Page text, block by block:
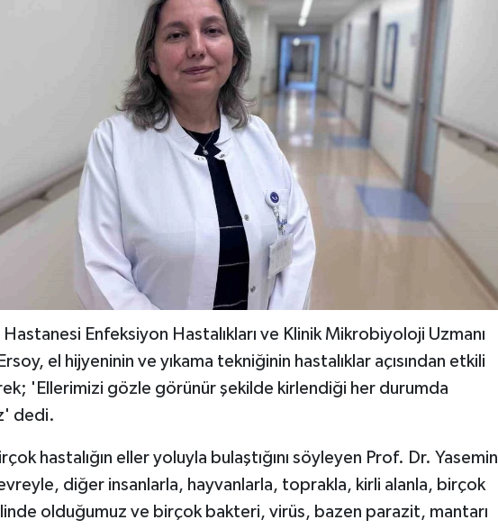
Enfeksiyon Hastalıkları ve Klinik Mikrobiyoloji Uzmanı
el hijyeninin ve yıkama tekniğinin hastalıklar açısından etkili
'Ellerimizi gözle görünür şekilde kirlendiği her durumda
dedi.
hastalığın eller yoluyla bulaştığını söyleyen Prof. Dr. Yasemin
diğer insanlarla, hayvanlarla, toprakla, kirli alanla, birçok
olduğumuz ve birçok bakteri, virüs, bazen parazit, mantarı